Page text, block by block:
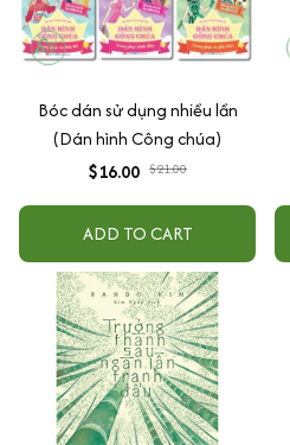
Bóc dán sử dụng nhiều lần
(Dán hình Công chúa)
$16.00 $21.00
ADD TO CART